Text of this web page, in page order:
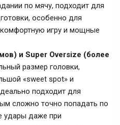
по мячу, подходит для
особенно для
игру и мощные
и Super Oversize (более
размер головки,
«sweet spot» и
подходит для
сложно точно попадать по
удары даже при